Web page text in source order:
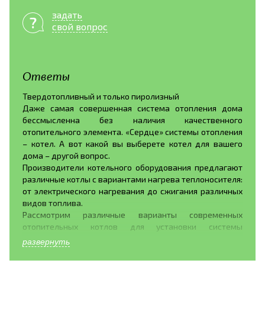
задать
свой вопрос
Ответы
Твердотопливный и только пиролизный
Даже самая совершенная система отопления дома
бессмысленна без наличия качественного
отопительного элемента. «Сердце» системы отопления
– котел. А вот какой вы выберете котел для вашего
дома – другой вопрос.
Производители котельного оборудования предлагают
различные котлы с вариантами нагрева теплоносителя:
от электрического нагревания до сжигания различных
видов топлива.
Рассмотрим различные варианты современных
отопительных котлов для установки системы
отопления дома.
Газовые котлы. Газовое оборудование обладает рядом
достоинств, это- широкое распространение топлива,
развернуть